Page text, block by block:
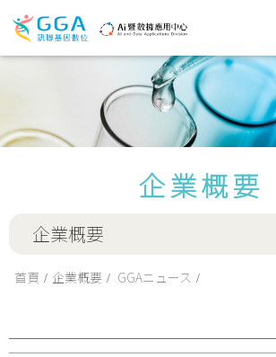
企業概要
企業概要
首頁 企業概要 GGAニュース